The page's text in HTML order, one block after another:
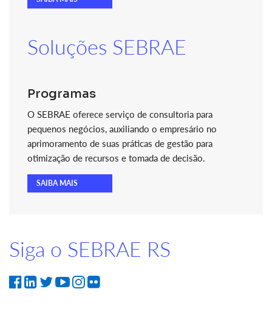
Soluções SEBRAE
Programas
O SEBRAE oferece serviço de consultoria para
pequenos negócios, auxiliando o empresário no
aprimoramento de suas práticas de gestão para
otimização de recursos e tomada de decisão.
SAIBA MAIS
Siga o SEBRAE RS